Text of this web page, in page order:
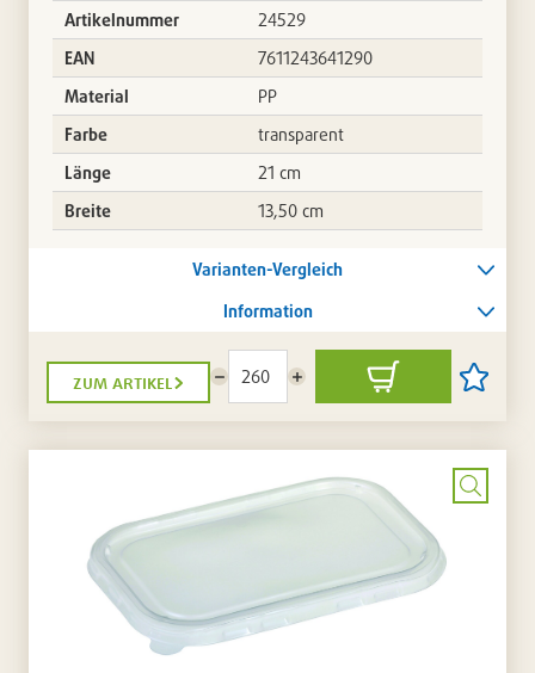
Artikelnummer
24529
EAN
7611243641290
Material
PP
Farbe
transparent
Länge
21 cm
Breite
13,50 cm
Varianten-Vergleich
Information
zum artikel
Menge
reduzieren
Menge
erhöhen
In
den
Artikel
setzen
/
Bild